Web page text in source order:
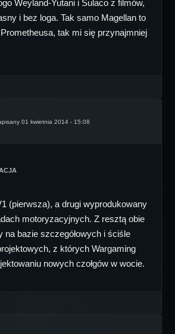
Weyland-Yutani i Sulaco z filmów,
i bez loga. Tak samo Magellan to
tak mi się przynajmniej
01 kwietnia 2014 - 15:08
(pierwsza), a drugi wyprodukowany
motoryzacyjnych. Z resztą obie
na bazie szczegółowych i ściśle
z których Wargaming
nowych czołgów w wocie.